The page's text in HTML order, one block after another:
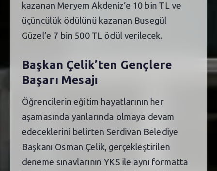
kazanan Meryem Akdeniz’e 10 bin TL ve
üçüncülük ödülünü kazanan Busegül
Güzel’e 7 bin 500 TL ödül verilecek.
Başkan Çelik’ten Gençlere
Başarı Mesajı
Öğrencilerin eğitim hayatlarının her
aşamasında yanlarında olmaya devam
edeceklerini belirten Serdivan Belediye
Başkanı Osman Çelik, gerçekleştirilen
deneme sınavlarının YKS ile aynı formatta